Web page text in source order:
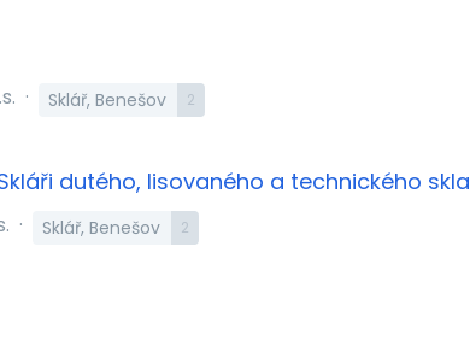
· Sklář, Benešov 2
dutého, lisovaného a technického skla
· Sklář, Benešov 2